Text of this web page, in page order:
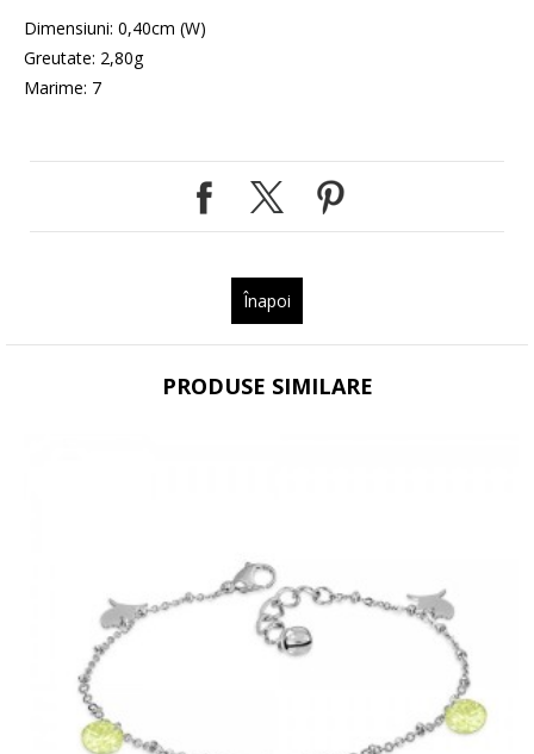
Dimensiuni: 0,40cm (W)
Greutate: 2,80g
Marime: 7
Înapoi
PRODUSE SIMILARE